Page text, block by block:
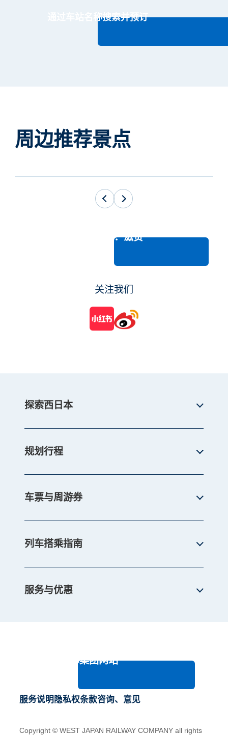
通过车站名称搜索并预订
周边推荐景点
目的地：滋贺
关注我们
探索西日本
规划行程
车票与周游券
列车搭乘指南
服务与优惠
JR西日本集团网站
服务说明 隐私权条款咨询、意见
Copyright © WEST JAPAN RAILWAY COMPANY all rights